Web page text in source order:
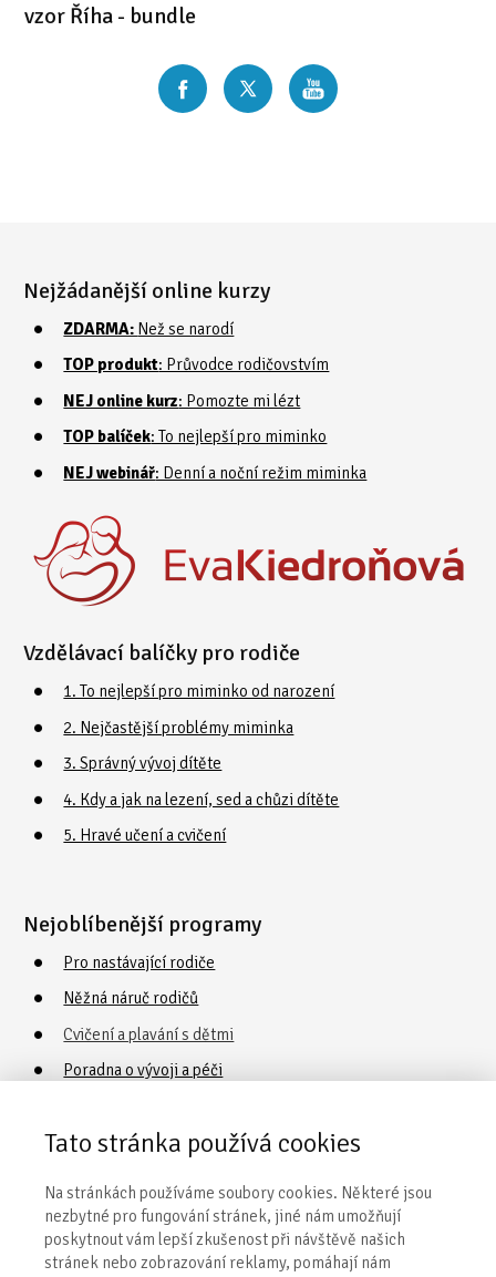
vzor Říha - bundle
Nejžádanější online kurzy
ZDARMA: Než se narodí
TOP produkt: Průvodce rodičovstvím
NEJ online kurz: Pomozte mi lézt
TOP balíček: To nejlepší pro miminko
NEJ webinář: Denní a noční režim miminka
Vzdělávací balíčky pro rodiče
1. To nejlepší pro miminko od narození
2. Nejčastější problémy miminka
3. Správný vývoj dítěte
4. Kdy a jak na lezení, sed a chůzi dítěte
5. Hravé učení a cvičení
Nejoblíbenější programy
Pro nastávající rodiče
Něžná náruč rodičů
Cvičení a plavání s dětmi
Poradna o vývoji a péči
Obecné informace
Naše centra
Kontakty
Tato stránka používá cookies
Na stránkách používáme soubory cookies. Některé jsou
nezbytné pro fungování stránek, jiné nám umožňují
poskytnout vám lepší zkušenost při návštěvě našich
stránek nebo zobrazování reklamy, pomáhají nám